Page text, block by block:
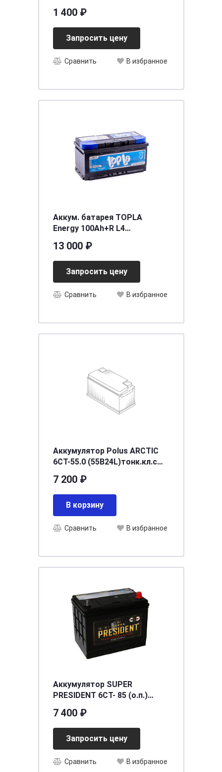
[д114ш49в84/50
1 400 ₽
Запросить цену
Сравнить В избранное
Аккум. батарея TOPLA
Energy 100Ah+R L4
13 000 ₽
Запросить цену
Сравнить В избранное
Аккумулятор Polus ARCTIC
6CT-55.0 (55B24L)тонк.кл.с
7 200 ₽
В корзину
Сравнить В избранное
Аккумулятор SUPER
PRESIDENT 6СТ- 85 (о.п.)
[D26]
7 400 ₽
Запросить цену
Сравнить В избранное